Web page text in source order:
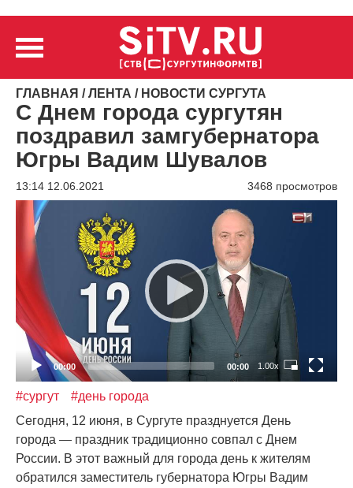
ГЛАВНАЯ /ЛЕНТА / НОВОСТИ СУРГУТА
С Днем города сургутян
поздравил замгубернатора
Югры Вадим Шувалов
13:14 12.06.2021 3468 просмотров
Видеоплеер
00:00 00:00 1.00x
#сургут
#день города
Сегодня, 12 июня, в Сургуте празднуется День
города — праздник традиционно совпал с Днем
России. В этот важный для города день к жителям
обратился заместитель губернатора Югры Вадим